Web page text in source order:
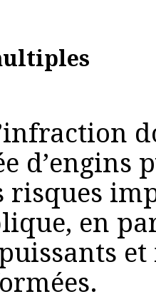
d’engins
risques
en